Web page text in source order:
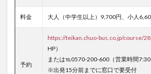
料金 大人（中学生以上）9,700円、小人
予約
https://teikan.chuo-bus.co.jp/course/
HP）
または℡0570-200-600（営業時間7:30
※出発15分前までに窓口で要受付